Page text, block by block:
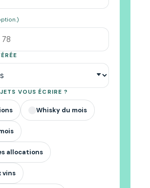
VOUS ÉCRIRE ?
Whisky du mois
allocations
vins